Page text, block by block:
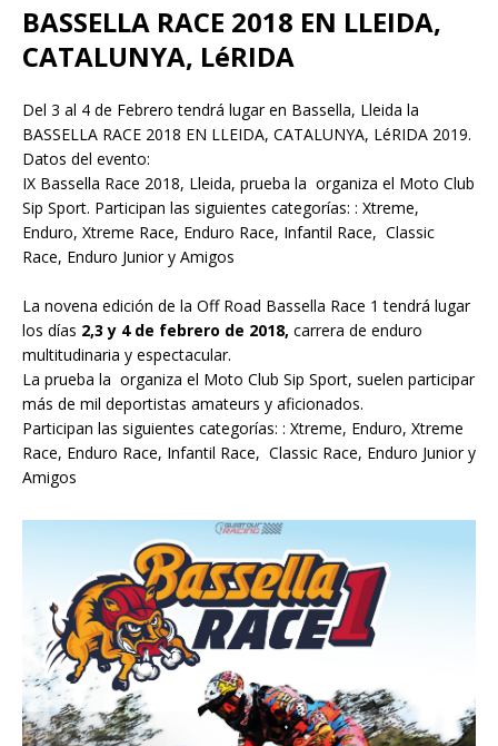
BASSELLA RACE 2018 EN LLEIDA,
CATALUNYA, LéRIDA
Del 3 al 4 de Febrero tendrá lugar en Bassella, Lleida la
BASSELLA RACE 2018 EN LLEIDA, CATALUNYA, LéRIDA 2019.
Datos del evento:
IX Bassella Race 2018, Lleida, prueba la organiza el Moto Club
Sip Sport. Participan las siguientes categorías: : Xtreme,
Enduro, Xtreme Race, Enduro Race, Infantil Race, Classic
Race, Enduro Junior y Amigos
La novena edición de la Off Road Bassella Race 1 tendrá lugar
los días 2,3 y 4 de febrero de 2018, carrera de enduro
multitudinaria y espectacular.
La prueba la organiza el Moto Club Sip Sport, suelen participar
más de mil deportistas amateurs y aficionados.
Participan las siguientes categorías: : Xtreme, Enduro, Xtreme
Race, Enduro Race, Infantil Race, Classic Race, Enduro Junior y
Amigos